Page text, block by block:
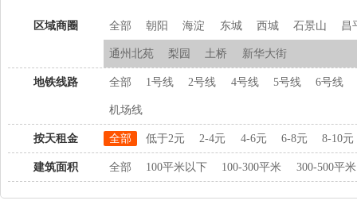
区域商圈 全部 朝阳 海淀 东城 西城 石景山 昌
通州北苑 梨园 土桥 新华大街
地铁线路 全部 1号线 2号线 4号线 5号线 6号线
机场线
按天租金 全部 低于2元 2-4元 4-6元 6-8元 8-10元
建筑面积 全部 100平米以下 100-300平米 300-500平米